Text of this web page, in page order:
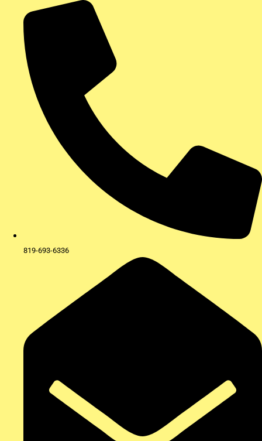
contenu
819-693-6336